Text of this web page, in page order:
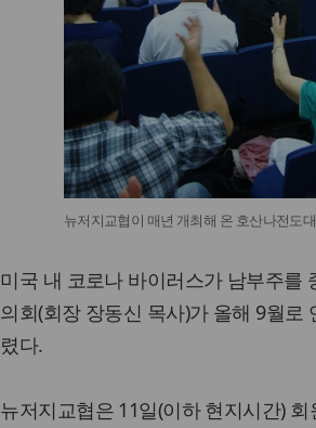
뉴저지교협이 매년 개최해 온 호산나전도
미국 내 코로나 바이러스가 남부주를
의회(회장 장동신 목사)가 올해 9월
렸다.
뉴저지교협은 11일(이하 현지시간)